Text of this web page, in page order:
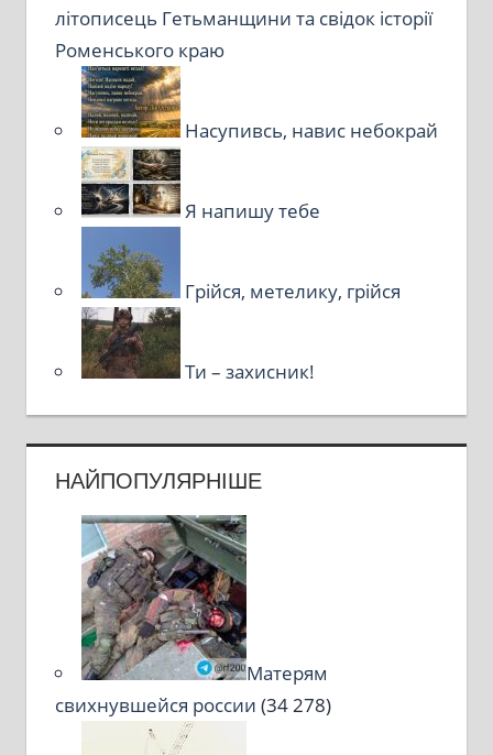
літописець Гетьманщини та свідок історії
Роменського краю
Насупивсь, навис небокрай
Я напишу тебе
Грійся, метелику, грійся
Ти – захисник!
НАЙПОПУЛЯРНІШЕ
Матерям
свихнувшейся россии (34 278)